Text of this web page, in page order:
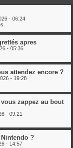
- 06:24
apres
- 05:36
attendez encore ?
- 19:28
zappez au bout
- 09:21
?
- 14:57